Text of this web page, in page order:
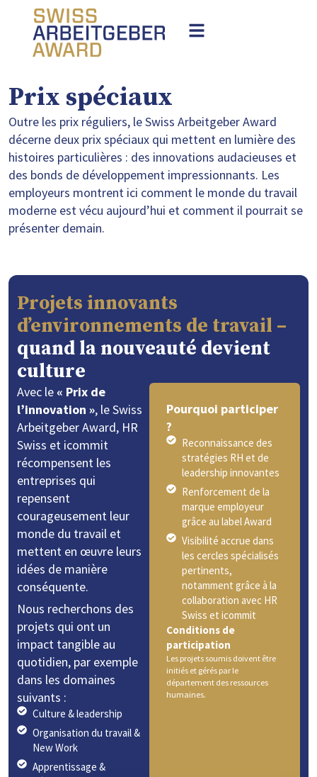
Prix spéciaux
Outre les prix réguliers, le Swiss Arbeitgeber Award
décerne deux prix spéciaux qui mettent en lumière des
histoires particulières : des innovations audacieuses et
des bonds de développement impressionnants. Les
employeurs montrent ici comment le monde du travail
moderne est vécu aujourd’hui et comment il pourrait se
présenter demain.
Projets innovants
d’environnements de travail –
quand la nouveauté devient
culture
Avec le « Prix de
l’innovation », le Swiss
Arbeitgeber Award, HR
Swiss et icommit
récompensent les
entreprises qui
repensent
courageusement leur
monde du travail et
mettent en œuvre leurs
idées de manière
conséquente.
Nous recherchons des
projets qui ont un
impact tangible au
quotidien, par exemple
dans les domaines
suivants :
Culture & leadership
Organisation du travail &
New Work
Apprentissage &
Pourquoi participer
?
Reconnaissance des
stratégies RH et de
leadership innovantes
Renforcement de la
marque employeur
grâce au label Award
Visibilité accrue dans
les cercles spécialisés
pertinents,
notamment grâce à la
collaboration avec HR
Swiss et icommit
Conditions de
participation
Les projets soumis doivent être
initiés et gérés par le
département des ressources
humaines.